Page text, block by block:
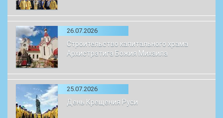
26.07.2026
Строительство капитального храма
Архистратига Божия Михаила
25.07.2026
День Крещения Руси